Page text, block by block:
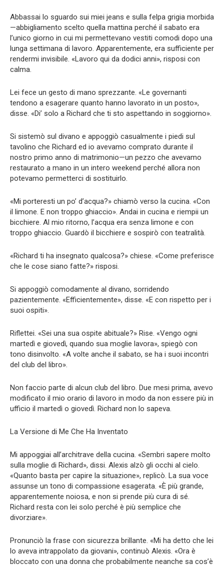
Abbassai lo sguardo sui miei jeans e sulla felpa grigia morbida
—abbigliamento scelto quella mattina perché il sabato era
l’unico giorno in cui mi permettevano vestiti comodi dopo una
lunga settimana di lavoro. Apparentemente, era sufficiente per
rendermi invisibile. «Lavoro qui da dodici anni», risposi con
calma.
Lei fece un gesto di mano sprezzante. «Le governanti
tendono a esagerare quanto hanno lavorato in un posto»,
disse. «Di’ solo a Richard che ti sto aspettando in soggiorno».
Si sistemò sul divano e appoggiò casualmente i piedi sul
tavolino che Richard ed io avevamo comprato durante il
nostro primo anno di matrimonio—un pezzo che avevamo
restaurato a mano in un intero weekend perché allora non
potevamo permetterci di sostituirlo.
«Mi porteresti un po’ d’acqua?» chiamò verso la cucina. «Con
il limone. E non troppo ghiaccio». Andai in cucina e riempii un
bicchiere. Al mio ritorno, l’acqua era senza limone e con
troppo ghiaccio. Guardò il bicchiere e sospirò con teatralità.
«Richard ti ha insegnato qualcosa?» chiese. «Come preferisce
che le cose siano fatte?» risposi.
Si appoggiò comodamente al divano, sorridendo
pazientemente. «Efficientemente», disse. «E con rispetto per i
suoi ospiti».
Riflettei. «Sei una sua ospite abituale?» Rise. «Vengo ogni
martedì e giovedì, quando sua moglie lavora», spiegò con
tono disinvolto. «A volte anche il sabato, se ha i suoi incontri
del club del libro».
Non faccio parte di alcun club del libro. Due mesi prima, avevo
modificato il mio orario di lavoro in modo da non essere più in
ufficio il martedì o giovedì. Richard non lo sapeva.
La Versione di Me Che Ha Inventato
Mi appoggiai all’architrave della cucina. «Sembri sapere molto
sulla moglie di Richard», dissi. Alexis alzò gli occhi al cielo.
«Quanto basta per capire la situazione», replicò. La sua voce
assunse un tono di compassione esagerata. «È più grande,
apparentemente noiosa, e non si prende più cura di sé.
Richard resta con lei solo perché è più semplice che
divorziare».
Pronunciò la frase con sicurezza brillante. «Mi ha detto che lei
lo aveva intrappolato da giovani», continuò Alexis. «Ora è
bloccato con una donna che probabilmente neanche sa cos’è